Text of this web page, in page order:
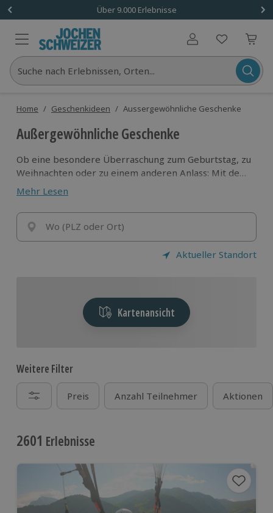
Über 9.000 Erlebnisse
Benutzerkonto
Suche nach Erlebnissen, Orten...
Home / Geschenkideen / Aussergewöhnliche Geschenke
Außergewöhnliche Geschenke
Ob eine besondere Überraschung zum Geburtstag, zu
Weihnachten oder zu einem anderen Anlass: Mit den
Erlebnisgeschenken von Jochen Schweizer sorgst du
für strahlende Augen und
Momente. Stöbere im Onlineshop nach Ideen für
außergewöhnliche Geschenke, die lange in
Erinnerung bleiben. Vom Kind bis zu den Großeltern
– hier findest du für jeden ein Highlight.
Mehr Lesen
Wo (PLZ oder Ort)
Aktueller Standort
Kartenansicht
Weitere Filter
Preis Anzahl Teilnehmer Aktionen
2601 Erlebnisse